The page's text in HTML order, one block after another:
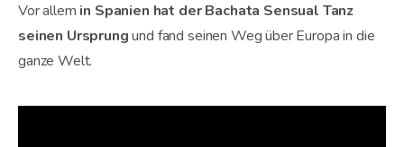
Vor allem in Spanien hat der Bachata Sensual Tanz
seinen Ursprungund fand seinen Weg über Europa in die
ganze Welt.